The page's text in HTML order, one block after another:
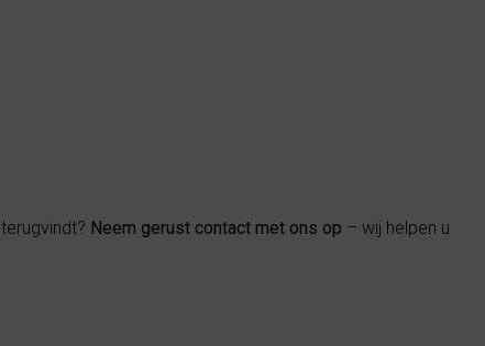
Neem gerust contact met ons op – wij helpen u